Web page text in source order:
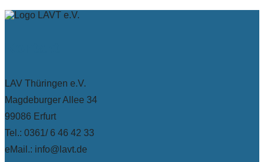
LAV Thüringen e.V.
Magdeburger Allee 34
99086 Erfurt
Tel.: 0361/ 6 46 42 33
eMail.: info@lavt.de